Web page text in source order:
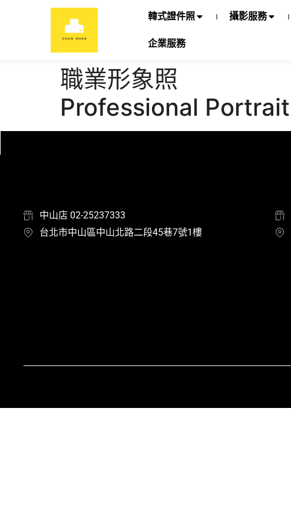
韓式證件照 攝影服務
企業服務
職業形象照
Professional Portrait
中山店 02-25237333
台北市中山區中山北路二段45巷7號1樓